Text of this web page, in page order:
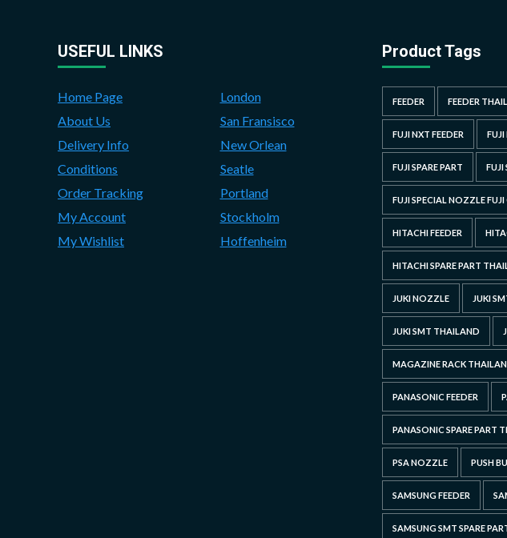
USEFUL LINKS
Home Page
About Us
Delivery Info
Conditions
Order Tracking
My Account
My Wishlist
London
San Fransisco
New Orlean
Seatle
Portland
Stockholm
Hoffenheim
Product Tags
FEEDER FEEDER
FUJI NXT FEEDER FUJI
FUJI SPARE PART FUJI
FUJI SPECIAL NOZZLE
HITACHI FEEDER
HITACHI SPARE PART
JUKI NOZZLE JUKI
JUKI SMT THAILAND
MAGAZINE RACK
PANASONIC FEEDER
PANASONIC SPARE PART
PSA NOZZLE PUSH
SAMSUNG FEEDER
SAMSUNG SMT SPARE